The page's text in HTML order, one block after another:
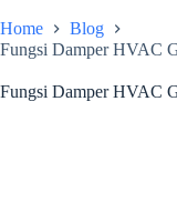
Home
Blog
Fungsi Damper HVAC
Fungsi Damper HVAC